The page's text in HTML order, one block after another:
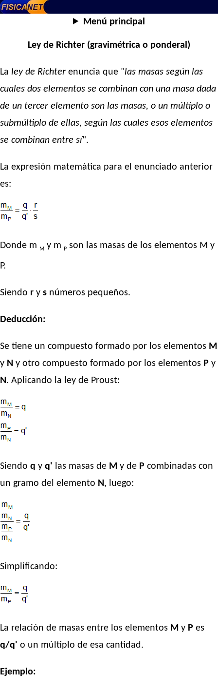
Menú principal
Ley de Richter (gravimétrica o ponderal)
La ley de Richter enuncia que "las masas según las
cuales dos elementos se combinan con una masa dada
de un tercer elemento son las masas, o un múltiplo o
submúltiplo de ellas, según las cuales esos elementos
se combinan entre sí".
La expresión matemática para el enunciado anterior
es:
Donde m M y m P son las masas de los elementos M y
P.
Siendo r y s números pequeños.
Deducción:
Se tiene un compuesto formado por los elementos M
y N y otro compuesto formado por los elementos P y
N. Aplicando la ley de Proust:
Siendo q y q' las masas de M y de P combinadas con
un gramo del elemento N, luego:
Simplificando:
La relación de masas entre los elementos M y P es
q/q' o un múltiplo de esa cantidad.
Ejemplo: